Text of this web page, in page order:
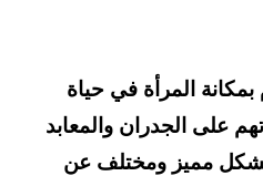
المرأة في حياة
على الجدران والمعابد
بشكل مميز ومختلف عن